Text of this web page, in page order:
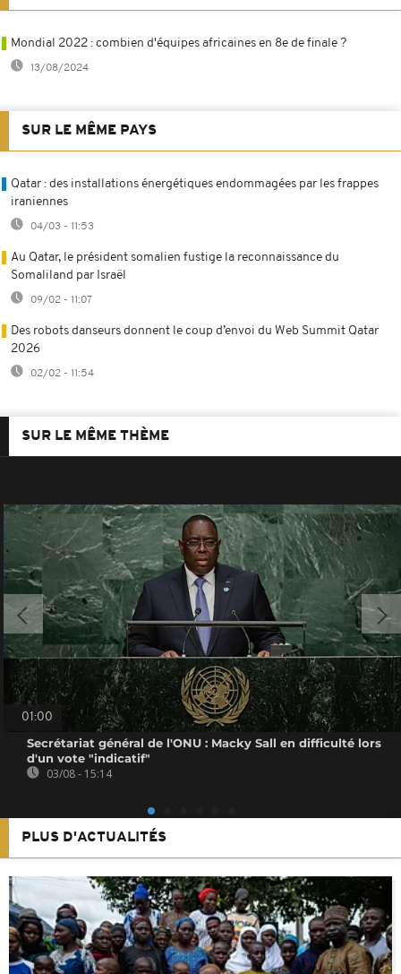
Mondial 2022 : combien d'équipes africaines en 8e de finale ?
13/08/2024
SUR LE MÊME PAYS
Qatar : des installations énergétiques endommagées par les frappes
iraniennes
04/03 - 11:53
Au Qatar, le président somalien fustige la reconnaissance du
Somaliland par Israël
09/02 - 11:07
Des robots danseurs donnent le coup d’envoi du Web Summit Qatar
2026
02/02 - 11:54
SUR LE MÊME THÈME
01:00
Secrétariat général de l'ONU : Macky Sall en difficulté lors
d'un vote "indicatif"
03/08 - 15:14
PLUS D'ACTUALITÉS